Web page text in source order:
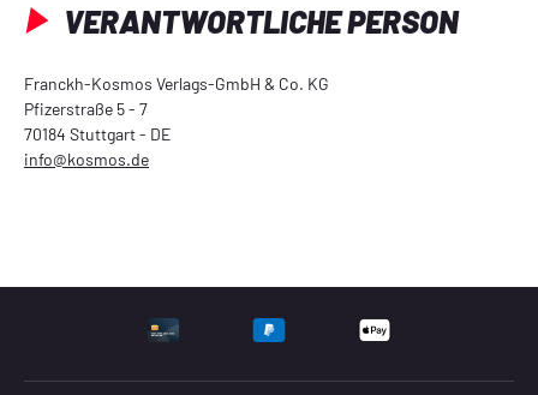
VERANTWORTLICHE PERSON
Franckh-Kosmos Verlags-GmbH & Co. KG
Pfizerstraße 5 - 7
70184 Stuttgart - DE
info@kosmos.de
UNTERSTÜTZTE